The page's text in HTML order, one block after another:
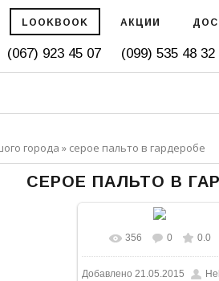
(067) 923 45 07 (099) 535 48 32
LOOKBOOK АКЦИИ
города » серое пальто в гардеробе
СЕРОЕ ПАЛЬТО В
356 0 0.0
Добавлено 21.05.2015